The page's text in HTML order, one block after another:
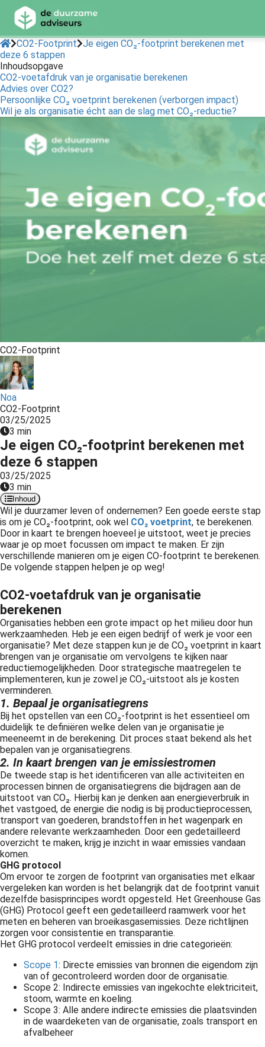
CO2-Footprint Je eigen CO₂-footprint berekenen met
deze 6 stappen
Inhoudsopgave
CO2-voetafdruk van je organisatie berekenen
Advies over CO2?
Persoonlijke CO₂ voetprint berekenen (verborgen impact)
Wil je als organisatie écht aan de slag met CO₂-reductie?
CO2-Footprint
Noa
CO2-Footprint
03/25/2025
3 min
Je eigen CO₂-footprint berekenen met
deze 6 stappen
03/25/2025
3 min
Inhoud
Wil je duurzamer leven of ondernemen? Een goede eerste stap
is om je CO₂-footprint, ook wel CO₂ voetprint, te berekenen.
Door in kaart te brengen hoeveel je uitstoot, weet je precies
waar je op moet focussen om impact te maken. Er zijn
verschillende manieren om je eigen CO-footprint te berekenen.
De volgende stappen helpen je op weg!
CO2-voetafdruk van je organisatie
berekenen
Organisaties hebben een grote impact op het milieu door hun
werkzaamheden. Heb je een eigen bedrijf of werk je voor een
organisatie? Met deze stappen kun je de CO₂ voetprint in kaart
brengen van je organisatie om vervolgens te kijken naar
reductiemogelijkheden. Door strategische maatregelen te
implementeren, kun je zowel je CO₂-uitstoot als je kosten
verminderen.
1. Bepaal je organisatiegrens
Bij het opstellen van een CO₂-footprint is het essentieel om
duidelijk te definiëren welke delen van je organisatie je
meeneemt in de berekening. Dit proces staat bekend als het
bepalen van je organisatiegrens.
2. In kaart brengen van je emissiestromen
De tweede stap is het identificeren van alle activiteiten en
processen binnen de organisatiegrens die bijdragen aan de
uitstoot van CO₂. Hierbij kan je denken aan energieverbruik in
het vastgoed, de energie die nodig is bij productieprocessen,
transport van goederen, brandstoffen in het wagenpark en
andere relevante werkzaamheden. Door een gedetailleerd
overzicht te maken, krijg je inzicht in waar emissies vandaan
komen.
GHG protocol
Om ervoor te zorgen de footprint van organisaties met elkaar
vergeleken kan worden is het belangrijk dat de footprint vanuit
dezelfde basisprincipes wordt opgesteld. Het Greenhouse Gas
(GHG) Protocol geeft een gedetailleerd raamwerk voor het
meten en beheren van broeikasgasemissies. Deze richtlijnen
zorgen voor consistentie en transparantie.
Het GHG protocol verdeelt emissies in drie categorieën:
Scope 1: Directe emissies van bronnen die eigendom zijn
van of gecontroleerd worden door de organisatie.
Scope 2: Indirecte emissies van ingekochte elektriciteit,
stoom, warmte en koeling.
Scope 3: Alle andere indirecte emissies die plaatsvinden
in de waardeketen van de organisatie, zoals transport en
afvalbeheer
Policy
om
te
gebruikt
deze
worden
om
te
over
van
op
gebruikt
te
de
Hierdoor
website-
van